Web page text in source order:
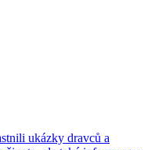
ukázky dravců a